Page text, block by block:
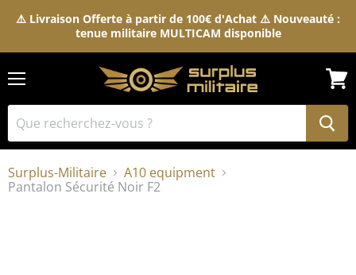
⚠️ Livraison Offerte à partir de 100€ d'Achat ⚠️ Nouveauté :
tenue militaire MULTICAM disponible
le
Surplus-Militaire
A10 equipment
Pantalon Sécurité Noir F2